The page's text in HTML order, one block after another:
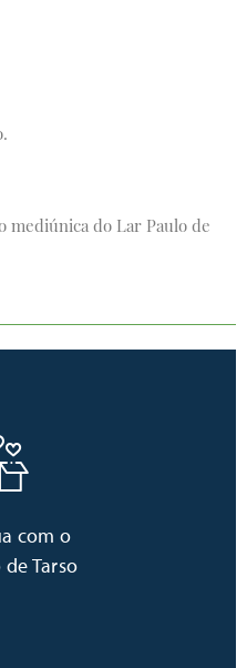
mediúnica do Lar Paulo de
com o
Tarso